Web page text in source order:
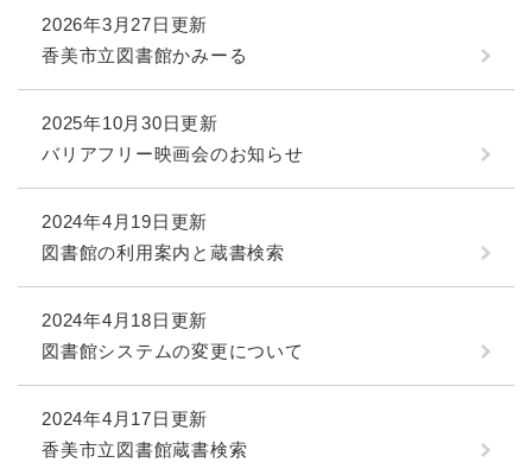
2026年3月27日更新
香美市立図書館かみーる
2025年10月30日更新
バリアフリー映画会のお知らせ
2024年4月19日更新
図書館の利用案内と蔵書検索
2024年4月18日更新
図書館システムの変更について
2024年4月17日更新
香美市立図書館蔵書検索